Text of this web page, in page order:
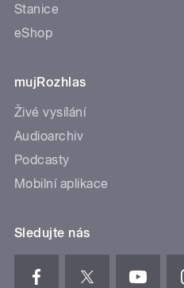
Stanice
eShop
mujRozhlas
Živé vysílání
Audioarchiv
Podcasty
Mobilní aplikace
Sledujte nás